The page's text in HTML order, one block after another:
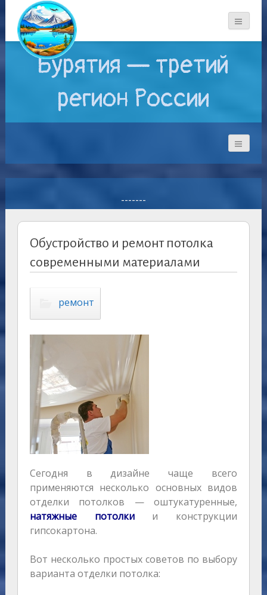
Бурятия — третий
регион России
-------
Обустройство и ремонт потолка
современными материалами
ремонт
Сегодня в дизайне чаще всего
применяются несколько основных видов
отделки потолков — оштукатуренные,
натяжные потолкии конструкции
гипсокартона.
Вот несколько простых советов по выбору
варианта отделки потолка: